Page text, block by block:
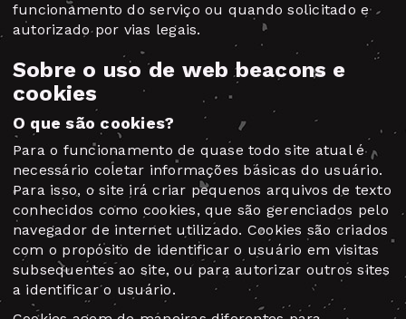
funcionamento do serviço ou quando solicitado e
autorizado por vias legais.
Sobre o uso de web beacons e
cookies
O que são cookies?
Para o funcionamento de quase todo site atual é
necessário coletar informações básicas do usuário.
Para isso, o site irá criar pequenos arquivos de texto
conhecidos como cookies, que são gerenciados pelo
navegador de internet utilizado. Cookies são criados
com o propósito de identificar o usuário em visitas
subsequentes ao site, ou para autorizar outros sites
a identificar o usuário.